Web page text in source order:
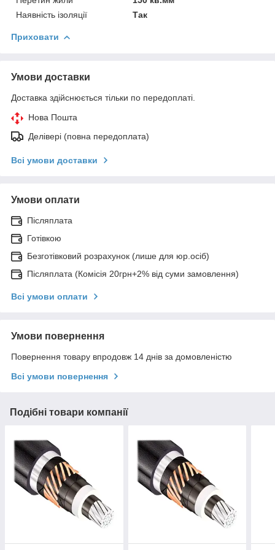
Наявність ізоляції
Так
Приховати
Умови доставки
Доставка здійснюється тільки по передоплаті.
Нова Пошта
Делівері (повна передоплата)
Всі умови доставки
Умови оплати
Післяплата
Готівкою
Безготівковий розрахунок (лише для юр.осіб)
Післяплата (Комісія 20грн+2% від суми замовлення)
Всі умови оплати
Умови повернення
Повернення товару впродовж 14 днів за домовленістю
Всі умови повернення
Подібні товари компанії